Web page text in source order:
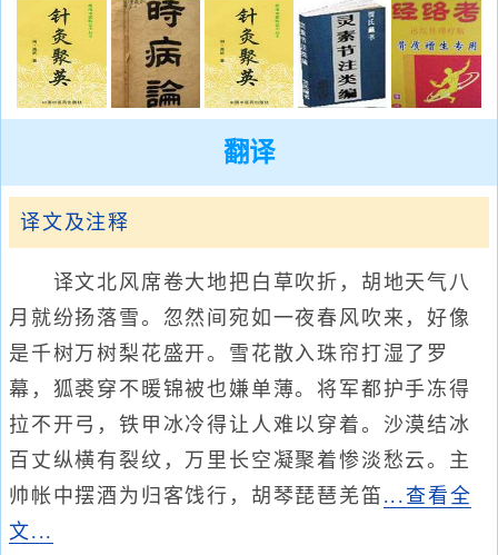
翻译
译文及注释
译文北风席卷大地把白草吹折，胡地天气八
月就纷扬落雪。忽然间宛如一夜春风吹来，好像
是千树万树梨花盛开。雪花散入珠帘打湿了罗
幕，狐裘穿不暖锦被也嫌单薄。将军都护手冻得
拉不开弓，铁甲冰冷得让人难以穿着。沙漠结冰
百丈纵横有裂纹，万里长空凝聚着惨淡愁云。主
帅帐中摆酒为归客饯行，胡琴琵琶羌笛 ...查看全
文...